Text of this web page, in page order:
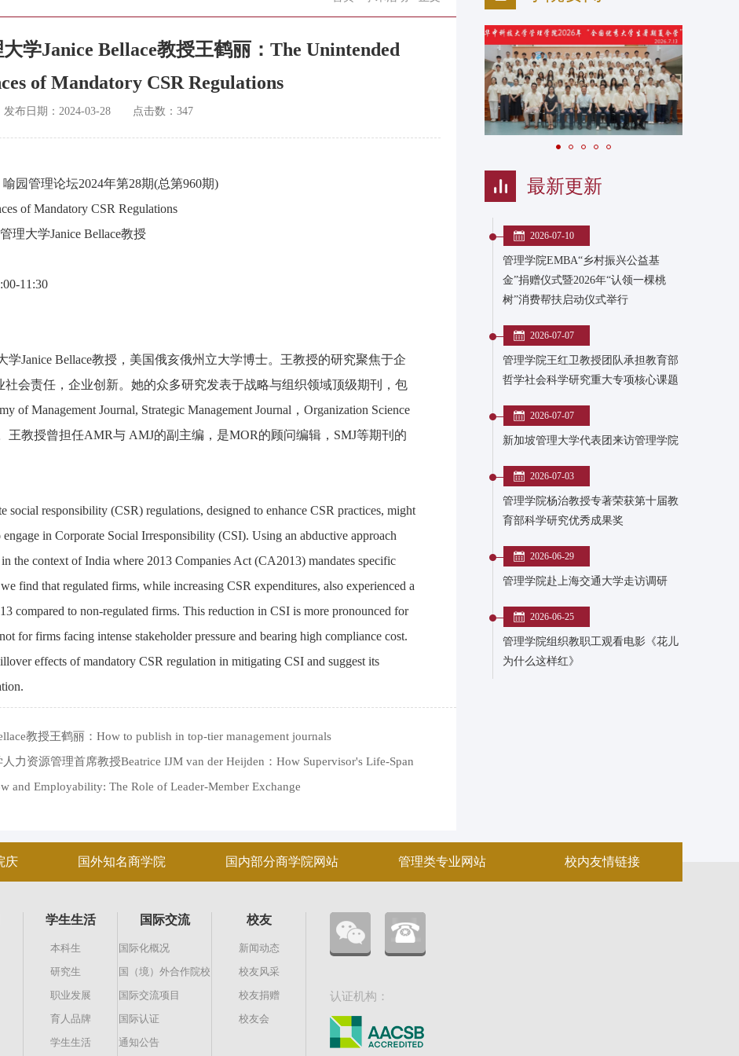
学Janice Bellace教授王鹤丽：The Unintended
of Mandatory CSR Regulations
发布日期： 2024-03-28 点击数： 347
喻园管理论坛2024年第28期(总第960期)
of Mandatory CSR Regulations
理大学Janice Bellace教授
11:30
学Janice Bellace教授，美国俄亥俄州立大学博士。王教授的研究聚焦于企
会责任，企业创新。她的众多研究发表于战略与组织领域顶级期刊，包
of Management Journal, Strategic Management Journal，Organization Science
。王教授曾担任AMR与 AMJ的副主编，是MOR的顾问编辑，SMJ等期刊的
social responsibility (CSR) regulations, designed to enhance CSR practices, might
in Corporate Social Irresponsibility (CSI). Using an abductive approach
the context of India where 2013 Companies Act (CA2013) mandates specific
find that regulated firms, while increasing CSR expenditures, also experienced a
compared to non-regulated firms. This reduction in CSI is more pronounced for
for firms facing intense stakeholder pressure and bearing high compliance cost.
effects of mandatory CSR regulation in mitigating CSI and suggest its
教授王鹤丽：How to publish in top-tier management journals
力资源管理首席教授Beatrice IJM van der Heijden：How Supervisor's Life-Span
and Employability: The Role of Leader-Member Exchange
最新更新
2026-07-10
管理学院EMBA“乡村振兴公益基
金”捐赠仪式暨2026年“认领一棵桃
树”消费帮扶启动仪式举行
2026-07-07
管理学院王红卫教授团队承担教育部
哲学社会科学研究重大专项核心课题
2026-07-07
新加坡管理大学代表团来访管理学院
2026-07-03
管理学院杨治教授专著荣获第十届教
育部科学研究优秀成果奖
2026-06-29
管理学院赴上海交通大学走访调研
2026-06-25
管理学院组织教职工观看电影《花儿
为什么这样红》
庆 国外知名商学院 国内部分商学院网站 管理类专业网站 校内友情链接
学生生活
本科生
研究生
职业发展
育人品牌
学生生活
国际交流
国际化概况
国（境）外合作院校
国际交流项目
国际认证
通知公告
校友
新闻动态
校友风采
校友捐赠
校友会
认证机构：